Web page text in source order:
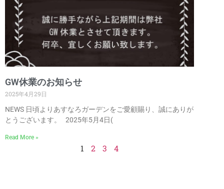
GW休業のお知らせ
2025年4月29日
NEWS 日頃よりあすなろガーデンをご愛顧賜り、誠にありが
とうございます。 2025年5月4日(
Read More »
1 2 3 4